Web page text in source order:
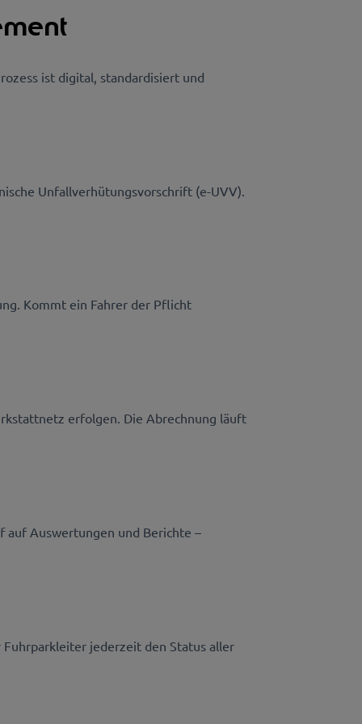
ist digital, standardisiert und
Unfallverhütungsvorschrift (e-UVV).
Kommt ein Fahrer der Pflicht
erfolgen. Die Abrechnung läuft
auf Auswertungen und Berichte –
jederzeit den Status aller